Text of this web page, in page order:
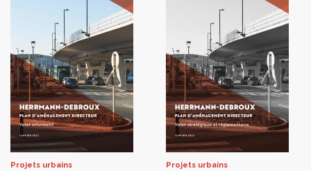
Projets urbains Projets urbains